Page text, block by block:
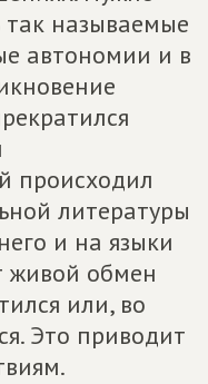
называемые
автономии и в
происходил
литературы
и на языки
живой обмен
или, во
Это приводит